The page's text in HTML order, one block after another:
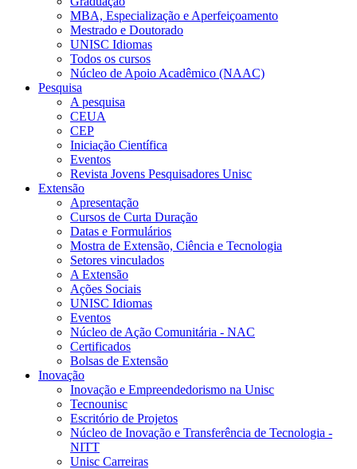
MBA, Especialização e Aperfeiçoamento
Mestrado e Doutorado
UNISC Idiomas
Todos os cursos
Núcleo de Apoio Acadêmico (NAAC)
Pesquisa
A pesquisa
CEUA
CEP
Iniciação Científica
Eventos
Revista Jovens Pesquisadores Unisc
Extensão
Apresentação
Cursos de Curta Duração
Datas e Formulários
Mostra de Extensão, Ciência e Tecnologia
Setores vinculados
A Extensão
Ações Sociais
UNISC Idiomas
Eventos
Núcleo de Ação Comunitária - NAC
Certificados
Bolsas de Extensão
Inovação
Inovação e Empreendedorismo na Unisc
Tecnounisc
Escritório de Projetos
Núcleo de Inovação e Transferência de Tecnologia -
NITT
Unisc Carreiras